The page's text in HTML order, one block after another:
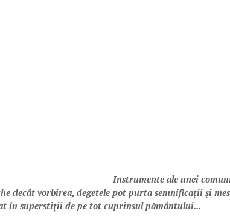
Instrumente ale unei
decât vorbirea, degetele pot purta semnificații și
în superstiții de pe tot cuprinsul pământului...